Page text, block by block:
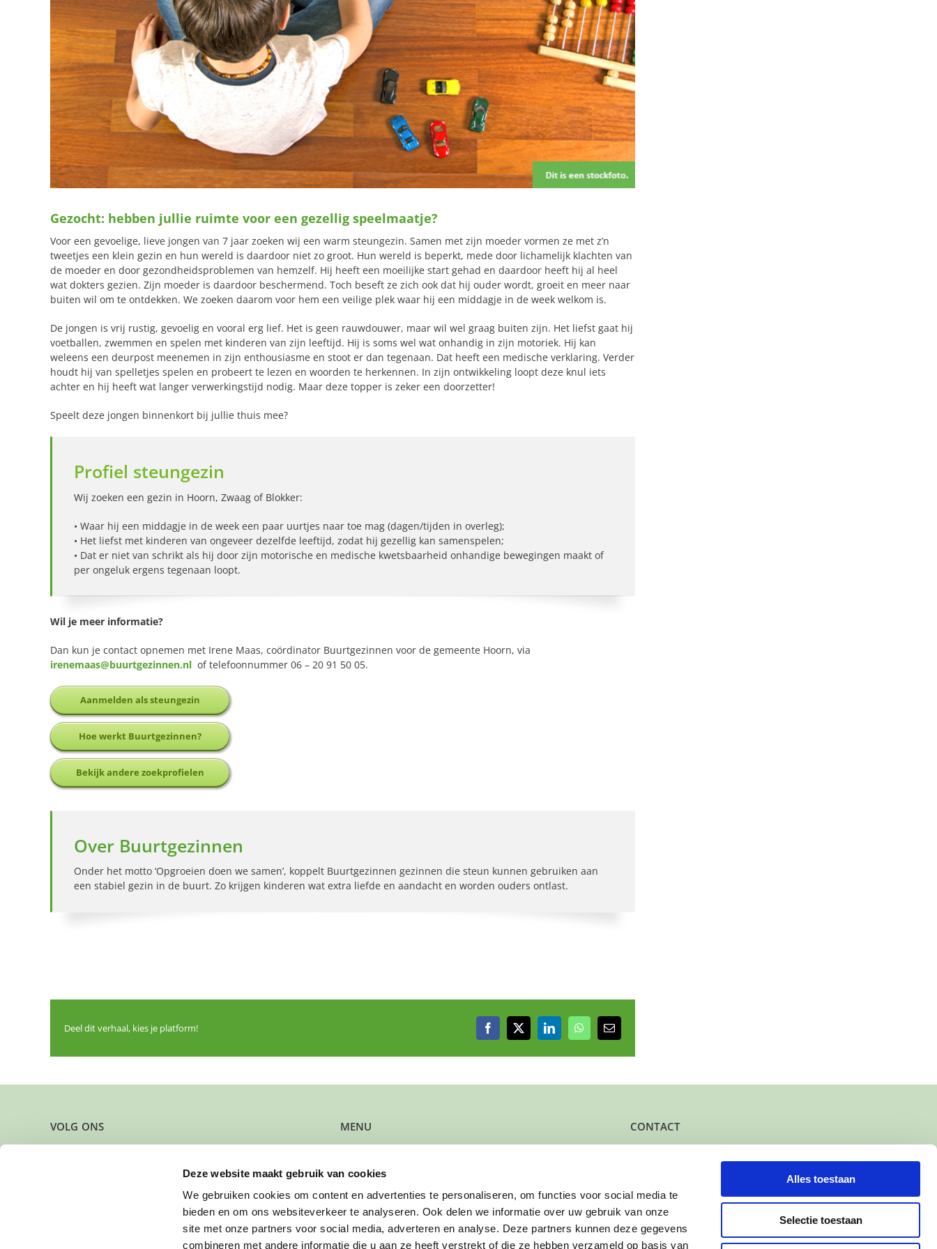
Deze website maakt gebruik van cookies
We gebruiken cookies om content en advertenties te personaliseren, om functies voor social media te
bieden en om ons websiteverkeer te analyseren. Ook delen we informatie over uw gebruik van onze
site met onze partners voor social media, adverteren en analyse. Deze partners kunnen deze gegevens
combineren met andere informatie die u aan ze heeft verstrekt of die ze hebben verzameld op basis van
Alles toestaan
Selectie toestaan
Gezocht: hebben jullie ruimte voor een gezellig speelmaatje?
Voor een gevoelige, lieve jongen van 7 jaar zoeken wij een warm steungezin. Samen met zijn moeder vormen ze met z’n
tweetjes een klein gezin en hun wereld is daardoor niet zo groot. Hun wereld is beperkt, mede door lichamelijk klachten van
de moeder en door gezondheidsproblemen van hemzelf. Hij heeft een moeilijke start gehad en daardoor heeft hij al heel
wat dokters gezien. Zijn moeder is daardoor beschermend. Toch beseft ze zich ook dat hij ouder wordt, groeit en meer naar
buiten wil om te ontdekken. We zoeken daarom voor hem een veilige plek waar hij een middagje in de week welkom is.
De jongen is vrij rustig, gevoelig en vooral erg lief. Het is geen rauwdouwer, maar wil wel graag buiten zijn. Het liefst gaat hij
voetballen, zwemmen en spelen met kinderen van zijn leeftijd. Hij is soms wel wat onhandig in zijn motoriek. Hij kan
weleens een deurpost meenemen in zijn enthousiasme en stoot er dan tegenaan. Dat heeft een medische verklaring. Verder
houdt hij van spelletjes spelen en probeert te lezen en woorden te herkennen. In zijn ontwikkeling loopt deze knul iets
achter en hij heeft wat langer verwerkingstijd nodig. Maar deze topper is zeker een doorzetter!
Speelt deze jongen binnenkort bij jullie thuis mee?
Profiel steungezin
Wij zoeken een gezin in Hoorn, Zwaag of Blokker:
• Waar hij een middagje in de week een paar uurtjes naar toe mag (dagen/tijden in overleg);
• Het liefst met kinderen van ongeveer dezelfde leeftijd, zodat hij gezellig kan samenspelen;
• Dat er niet van schrikt als hij door zijn motorische en medische kwetsbaarheid onhandige bewegingen maakt of
per ongeluk ergens tegenaan loopt.
Wil je meer informatie?
Dan kun je contact opnemen met Irene Maas, coördinator Buurtgezinnen voor de gemeente Hoorn, via
irenemaas@buurtgezinnen.nl of telefoonnummer 06 – 20 91 50 05.
Aanmelden als steungezin
Hoe werkt Buurtgezinnen?
Bekijk andere zoekprofielen
Over Buurtgezinnen
Onder het motto ‘Opgroeien doen we samen’, koppelt Buurtgezinnen gezinnen die steun kunnen gebruiken aan
een stabiel gezin in de buurt. Zo krijgen kinderen wat extra liefde en aandacht en worden ouders ontlast.
Deel dit verhaal, kies je platform! Facebook
X LinkedInWhatsApp
E-
mail
VOLG ONS MENU
Kun je steun gebruiken?
Wil je een gezin verwijzen?
Werk je bij de gemeente?
Wil je solliciteren?
Wil je doneren?
CONTACT
Het kantoor- en postadres van Buurtgezinnen is:
KvK-nummer: 61625078
IBAN: NL95 INGB 0006 7343 78